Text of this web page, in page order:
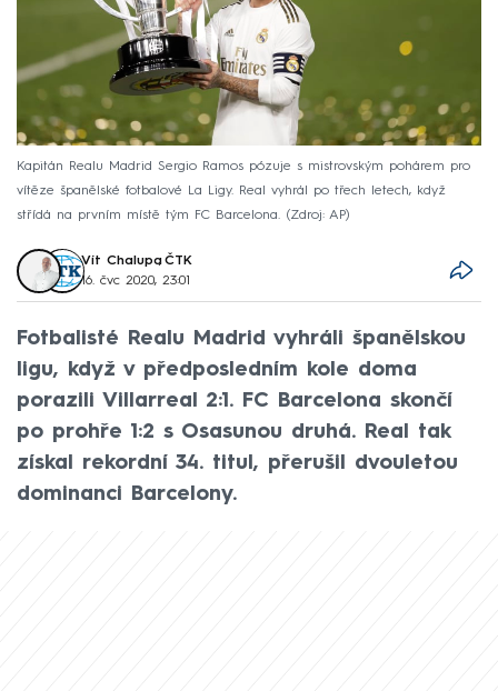
Kapitán Realu Madrid Sergio Ramos pózuje s mistrovským pohárem pro
vítěze španělské fotbalové La Ligy. Real vyhrál po třech letech, když
střídá na prvním místě tým FC Barcelona.
Zdroj: AP
Vít Chalupa, ČTK
16. čvc 2020, 23:01
Fotbalisté Realu Madrid vyhráli španělskou
ligu, když v předposledním kole doma
porazili Villarreal 2:1. FC Barcelona skončí
po prohře 1:2 s Osasunou druhá. Real tak
získal rekordní 34. titul, přerušil dvouletou
dominanci Barcelony.